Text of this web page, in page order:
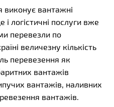
виконує вантажні
логістичні послуги вже
перевезли по
величезну кількість
перевезення як
вантажів
вантажів, наливних
вантажів.